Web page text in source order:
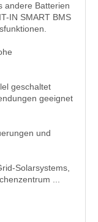
andere Batterien
IN SMART BMS
geschaltet
geeignet
und
Solarsystems,
...